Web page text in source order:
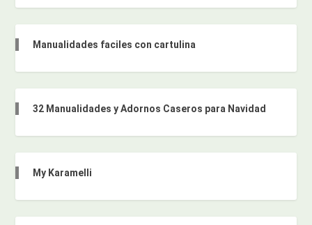
Manualidades faciles con cartulina
32 Manualidades y Adornos Caseros para Navidad
My Karamelli